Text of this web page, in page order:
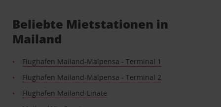
Beliebte Mietstationen in
Mailand
Flughafen Mailand-Malpensa - Terminal 1
Flughafen Mailand-Malpensa - Terminal 2
Flughafen Mailand-Linate